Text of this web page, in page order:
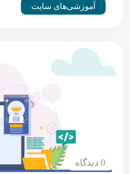
آموزشی‌های سایت
0 دیدگاه